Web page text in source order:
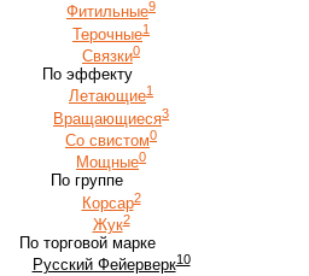
Фитильные9
Терочные1
Связки0
По эффекту
Летающие1
Вращающиеся3
Со свистом0
Мощные0
По группе
Корсар2
Жук2
По торговой марке
Русский Фейерверк10